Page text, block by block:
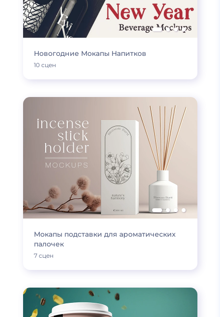
Новогодние Мокапы Напитков
10 сцен
Мокапы подставки для ароматических
палочек
7 сцен